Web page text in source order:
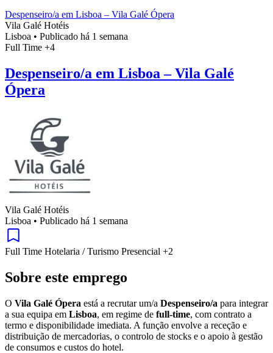
Despenseiro/a em Lisboa – Vila Galé Ópera
Vila Galé Hotéis
Lisboa • Publicado há 1 semana
Full Time +4
Despenseiro/a em Lisboa – Vila Galé
Ópera
Vila Galé Hotéis
Lisboa • Publicado há 1 semana
Full Time Hotelaria / Turismo Presencial +2
Sobre este emprego
O Vila Galé Ópera está a recrutar um/a Despenseiro/a para integrar
a sua equipa em Lisboa, em regime de full-time, com contrato a
termo e disponibilidade imediata. A função envolve a receção e
distribuição de mercadorias, o controlo de stocks e o apoio à gestão
de consumos e custos do hotel.